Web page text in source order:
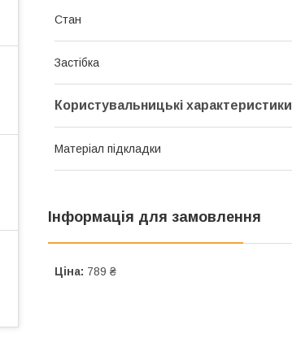
Стан
Застібка
Користувальницькі характеристики
Матеріал підкладки
Інформація для замовлення
Ціна: 789 ₴